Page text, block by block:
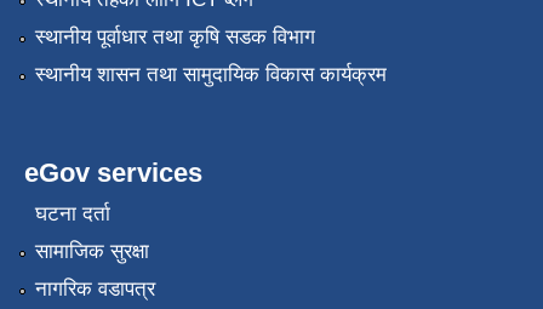
स्थानीय पूर्वाधार तथा कृषि सडक विभाग
स्थानीय शासन तथा सामुदायिक विकास कार्यक्रम
eGov services
घटना दर्ता
सामाजिक सुरक्षा
नागरिक वडापत्र